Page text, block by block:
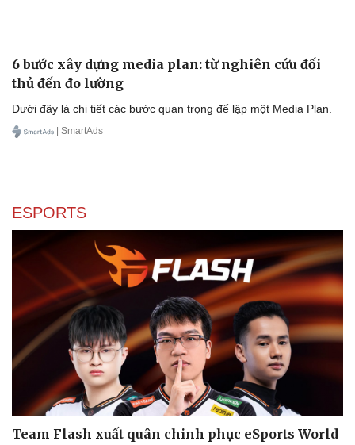
6 bước xây dựng media plan: từ nghiên cứu đối
thủ đến đo lường
Dưới đây là chi tiết các bước quan trọng để lập một Media Plan.
| SmartAds
ESPORTS